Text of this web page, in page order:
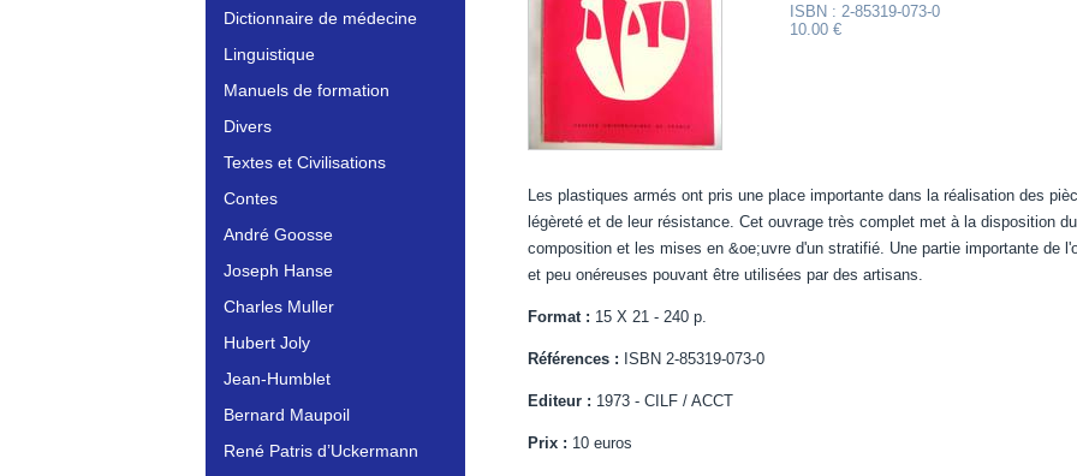
Dictionnaire de médecine
Linguistique
Manuels de formation
Divers
Textes et Civilisations
Contes
André Goosse
Joseph Hanse
Charles Muller
Hubert Joly
Jean-Humblet
Bernard Maupoil
René Patris d’Uckermann
ISBN : 2-85319-073-0
10.00 €
Les plastiques armés ont pris une place importante dans la réalisation des
légèreté et de leur résistance. Cet ouvrage très complet met à la disposition
composition et les mises en &oe;uvre d'un stratifié. Une partie importante de
et peu onéreuses pouvant être utilisées par des artisans.
Format : 15 X 21 - 240 p.
Références : ISBN 2-85319-073-0
Editeur : 1973 - CILF / ACCT
Prix : 10 euros